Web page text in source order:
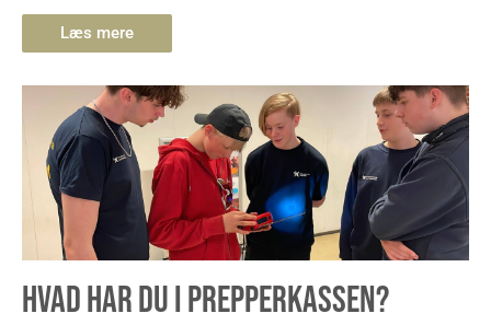
Læs mere
HVAD HAR DU I PREPPERKASSEN?